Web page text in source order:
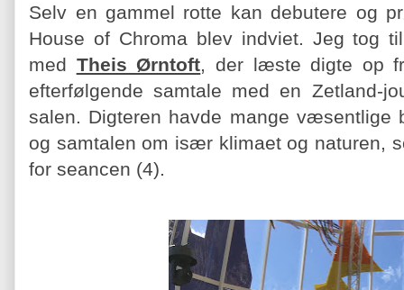
Selv en gammel rotte kan debutere og
House of Chroma blev indviet. Jeg tog
med Theis Ørntoft, der læste digte op
efterfølgende samtale med en Zetland-
salen. Digteren havde mange væsentlige
og samtalen om især klimaet og naturen,
for seancen (4).